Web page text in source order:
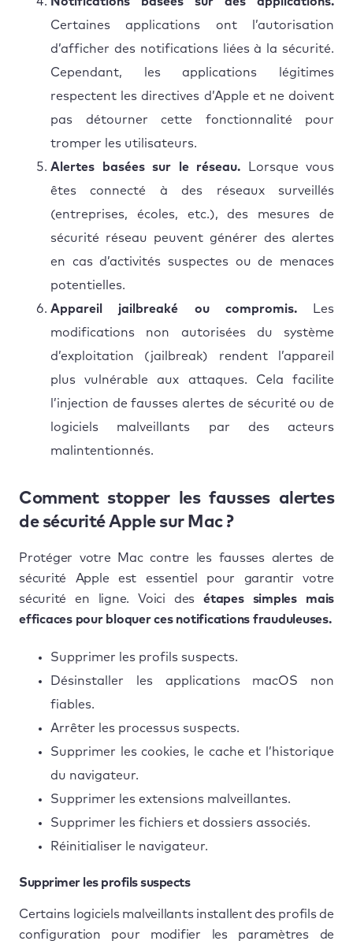
Certaines applications ont l’autorisation
d’afficher des notifications liées à la sécurité.
Cependant, les applications légitimes
respectent les directives d’Apple et ne doivent
pas détourner cette fonctionnalité pour
tromper les utilisateurs.
Alertes basées sur le réseau. Lorsque vous
êtes connecté à des réseaux surveillés
(entreprises, écoles, etc.), des mesures de
sécurité réseau peuvent générer des alertes
en cas d’activités suspectes ou de menaces
potentielles.
Appareil jailbreaké ou compromis.Les
modifications non autorisées du système
d’exploitation (jailbreak) rendent l’appareil
plus vulnérable aux attaques. Cela facilite
l’injection de fausses alertes de sécurité ou de
logiciels malveillants par des acteurs
malintentionnés.
Comment stopper les fausses alertes
de sécurité Apple sur Mac ?
Protéger votre Mac contre les fausses alertes de
sécurité Apple est essentiel pour garantir votre
sécurité en ligne. Voici desétapes simples mais
efficaces pour bloquer ces notifications frauduleuses.
Supprimer les profils suspects.
Désinstaller les applications macOS non
fiables.
Arrêter les processus suspects.
Supprimer les cookies, le cache et l’historique
du navigateur.
Supprimer les extensions malveillantes.
Supprimer les fichiers et dossiers associés.
Réinitialiser le navigateur.
Supprimer les profils suspects
Certains logiciels malveillants installent des profils de
configuration pour modifier les paramètres de